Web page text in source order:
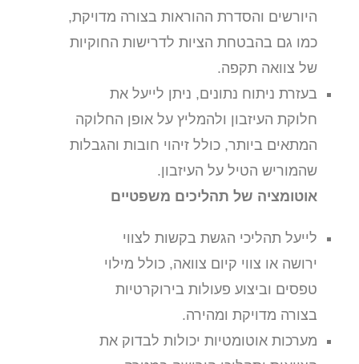
היורשים והסדרת ההוראות בצורה מדויקת,
כמו גם בהבטחת הציות לדרישות החוקיות
של צוואה תקפה.
בעזרת ניתוח נתונים, ניתן לייעל את
חלוקת העיזבון ולהמליץ על אופן החלוקה
המתאים ביותר, כולל זיהוי חובות והגבלות
שהמוריש הטיל על העיזבון.
אוטומציה של תהליכים משפטיים
לייעל תהליכי הגשת בקשות לצווי
ירושה או צווי קיום צוואה, כולל מילוי
טפסים וביצוע פעולות בירוקרטיות
בצורה מדויקת ומהירה.
מערכות אוטומטיות יכולות לבדוק את